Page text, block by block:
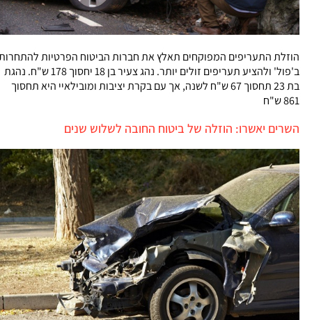
הוזלת התעריפים המפוקחים תאלץ את חברות הביטוח הפרטיות להתחרות
ב'פול' ולהציע תעריפים זולים יותר. נהג צעיר בן 18 יחסוך 178 ש"ח. נהגת
בת 23 תחסוך 67 ש"ח לשנה, אך עם בקרת יציבות ומובילאיי היא תחסוך
861 ש"ח
השרים יאשרו: הוזלה של ביטוח החובה לשלוש שנים